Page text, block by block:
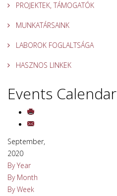
PROJEKTEK, TÁMOGATÓK
MUNKATÁRSAINK
LABOROK FOGLALTSÁGA
HASZNOS LINKEK
Events Calendar
September,
2020
By Year
By Month
By Week